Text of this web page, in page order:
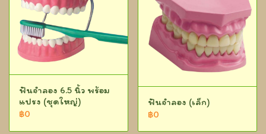
ฟันจำลอง 6.5 นิ้ว พร้อม
แปรง (ชุดใหญ่)
฿0
ฟันจำลอง (เล็ก)
฿0